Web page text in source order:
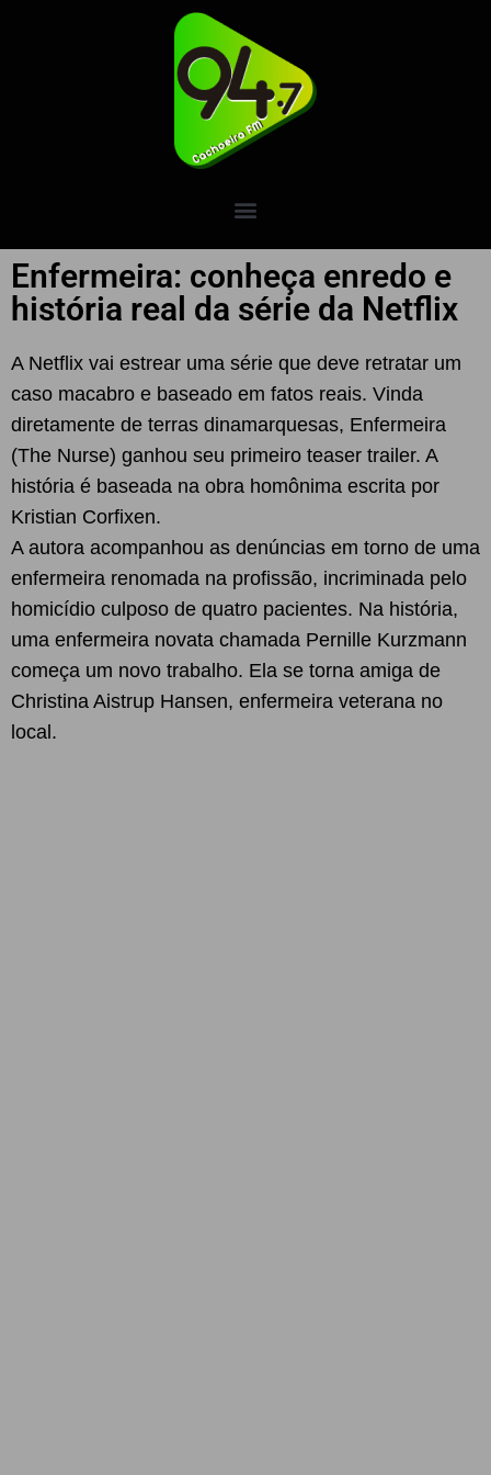
Enfermeira: conheça enredo e
história real da série da Netflix
A Netflix vai estrear uma série que deve retratar um
caso macabro e baseado em fatos reais. Vinda
diretamente de terras dinamarquesas, Enfermeira
(The Nurse) ganhou seu primeiro teaser trailer. A
história é baseada na obra homônima escrita por
Kristian Corfixen.
A autora acompanhou as denúncias em torno de uma
enfermeira renomada na profissão, incriminada pelo
homicídio culposo de quatro pacientes. Na história,
uma enfermeira novata chamada Pernille Kurzmann
começa um novo trabalho. Ela se torna amiga de
Christina Aistrup Hansen, enfermeira veterana no
local.